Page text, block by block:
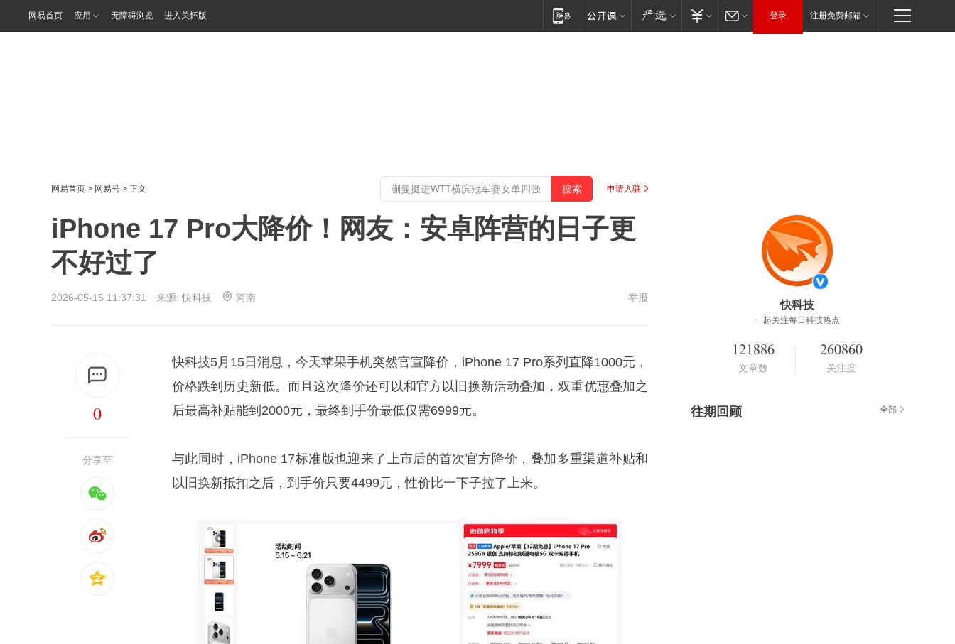
网易首页 应用 无障碍浏览 进入关怀版 登录 注册免费邮箱
网易首页 > 网易号 > 正文 申请入驻
iPhone 17 Pro大降价！网友：安卓阵营的日子更
不好过了
2026-05-15 11:37:31 来源:快科技 河南 举报
0
分享至
快科技5月15日消息，今天苹果手机突然官宣降价，iPhone 17 Pro系列直降1000元，
价格跌到历史新低。而且这次降价还可以和官方以旧换新活动叠加，双重优惠叠加之
后最高补贴能到2000元，最终到手价最低仅需6999元。
与此同时，iPhone 17标准版也迎来了上市后的首次官方降价，叠加多重渠道补贴和
以旧换新抵扣之后，到手价只要4499元，性价比一下子拉了上来。
快科技
一起关注每日科技热点
121886
文章数
260860
关注度
往期回顾 全部